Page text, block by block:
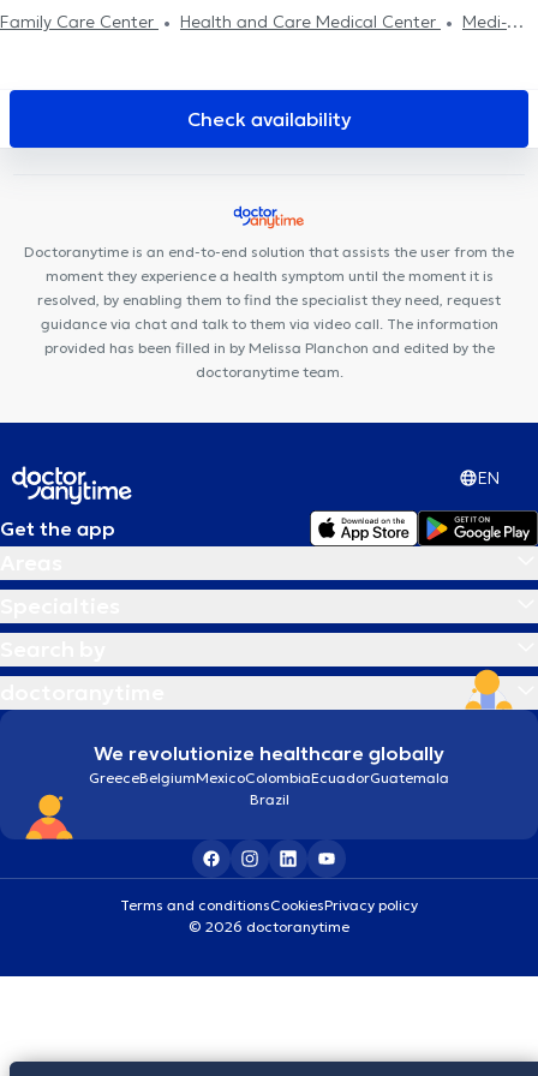
Family Care Center
Health and Care Medical Center
Medi-
Clinique 53 Clinique des Courses
French Consultant
Clinique 27 Centre médical du Val
Ostéo
CIRCAE - Sleep and Lifestyle Medical Care
Check availability
Doctoranytime is an end-to-end solution that assists the user from the
moment they experience a health symptom until the moment it is
resolved, by enabling them to find the specialist they need, request
guidance via chat and talk to them via video call. The information
provided has been filled in by Melissa Planchon and edited by the
doctoranytime team.
EN
Get the app
We revolutionize healthcare globally
GreeceBelgiumMexicoColombiaEcuadorGuatemala
Brazil
Terms and conditionsCookiesPrivacy policy
© 2026 doctoranytime